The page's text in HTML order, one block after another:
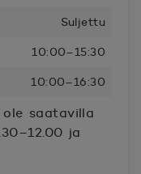
Suljettu
10:00–15:30
10:00–16:30
ole saatavilla
ja